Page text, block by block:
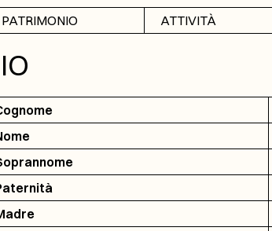
PATRIMONIO
Banche dati
ATTIVITÀ